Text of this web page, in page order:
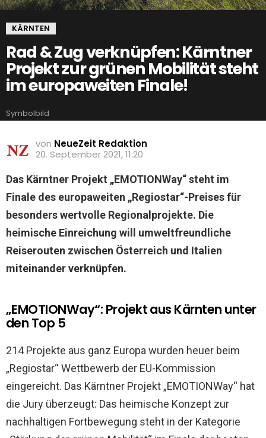
KÄRNTEN
Rad & Zug verknüpfen: Kärntner
Projekt zur grünen Mobilität steht
im europaweiten Finale!
Symbolbild
von NeueZeit Redaktion
20. September 2021, 11:20
Das Kärntner Projekt „EMOTIONWay“ steht im
Finale des europaweiten „Regiostar“-Preises für
besonders wertvolle Regionalprojekte. Die
heimische Einreichung will umweltfreundliche
Reiserouten zwischen Österreich und Italien
miteinander verknüpfen.
„EMOTIONWay“: Projekt aus Kärnten unter
den Top 5
214 Projekte aus ganz Europa wurden heuer beim
„Regiostar“ Wettbewerb der EU-Kommission
eingereicht. Das Kärntner Projekt „EMOTIONWay“ hat
die Jury überzeugt: Das heimische Konzept zur
nachhaltigen Fortbewegung steht in der Kategorie